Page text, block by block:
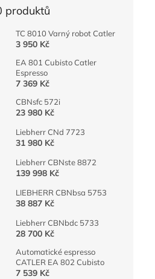
produktů
TC 8010 Varný robot Catler
3 950 Kč
EA 801 Cubisto Catler
Espresso
7 369 Kč
CBNsfc 572i
23 980 Kč
Liebherr CNd 7723
31 980 Kč
Liebherr CBNste 8872
139 998 Kč
LIEBHERR CBNbsa 5753
38 887 Kč
Liebherr CBNbdc 5733
28 700 Kč
Automatické espresso
CATLER EA 802 Cubisto
7 539 Kč